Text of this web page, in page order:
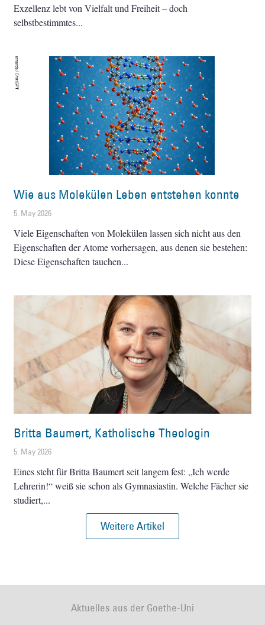
Exzellenz lebt von Vielfalt und Freiheit – doch
selbstbestimmtes
Wie aus Molekülen Leben entstehen konnte
5. May 2026
Viele Eigenschaften von Molekülen lassen sich nicht aus den
Eigenschaften der Atome vorhersagen, aus denen sie bestehen:
Diese Eigenschaften tauchen
Britta Baumert, Katholische Theologin
5. May 2026
Eines steht für Britta Baumert seit langem fest: „Ich werde
Lehrerin!“ weiß sie schon als Gymnasiastin. Welche Fächer sie
studiert,
Weitere Artikel
Aktuelles aus der Goethe-Uni